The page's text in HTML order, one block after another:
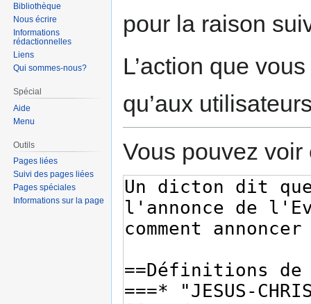
navigation
recherche
pour la raison
L’action que
qu’aux
Vous pouvez
Bibliothèque
Nous écrire
Informations
rédactionnelles
Liens
Qui sommes-nous?
Spécial
Aide
Menu
Outils
Pages liées
Suivi des pages liées
Pages spéciales
Informations sur la page